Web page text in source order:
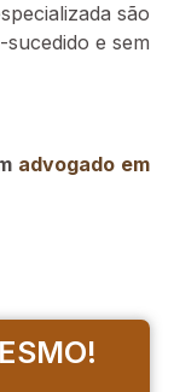
são
e sem
advogado em